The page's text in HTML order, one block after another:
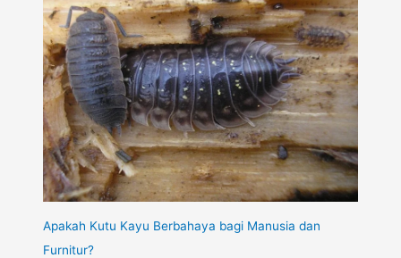
Apakah Kutu Kayu Berbahaya bagi Manusia dan
Furnitur?